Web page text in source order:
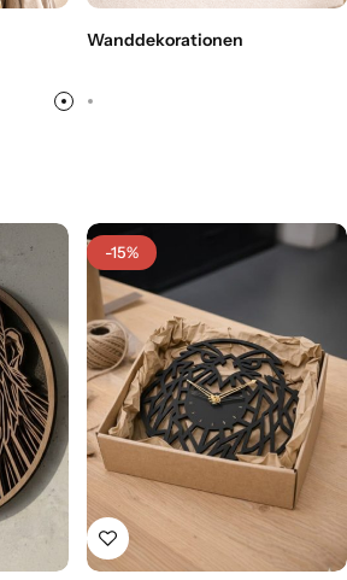
Wanddekorationen
-15%